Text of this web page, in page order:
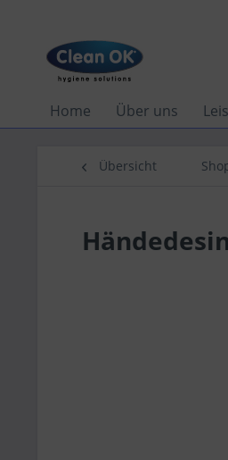
Home Über uns
Übersicht